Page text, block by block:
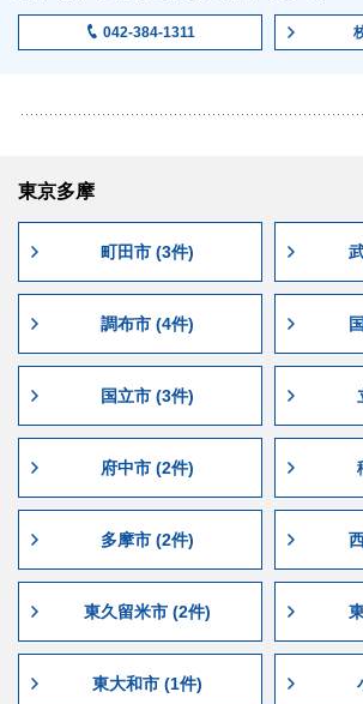
042-384-1311
東京多摩
町田市 (3件)
調布市 (4件)
国立市 (3件)
府中市 (2件)
多摩市 (2件)
東久留米市 (2件)
東大和市 (1件)